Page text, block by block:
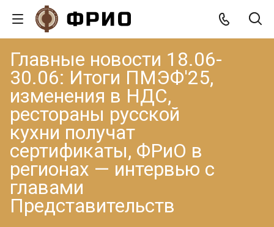
Главные новости 18.06-
30.06: Итоги ПМЭФ'25,
изменения в НДС,
рестораны русской
кухни получат
сертификаты, ФРиО в
регионах — интервью с
главами
Представительств